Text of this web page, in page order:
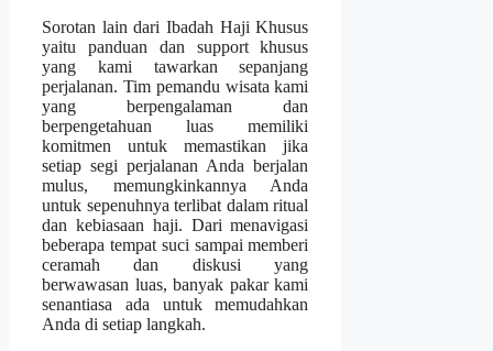
Sorotan lain dari Ibadah Haji Khusus
yaitu panduan dan support khusus
yang kami tawarkan sepanjang
perjalanan. Tim pemandu wisata kami
yang berpengalaman dan
berpengetahuan luas memiliki
komitmen untuk memastikan jika
setiap segi perjalanan Anda berjalan
mulus, memungkinkannya Anda
untuk sepenuhnya terlibat dalam ritual
dan kebiasaan haji. Dari menavigasi
beberapa tempat suci sampai memberi
ceramah dan diskusi yang
berwawasan luas, banyak pakar kami
senantiasa ada untuk memudahkan
Anda di setiap langkah.